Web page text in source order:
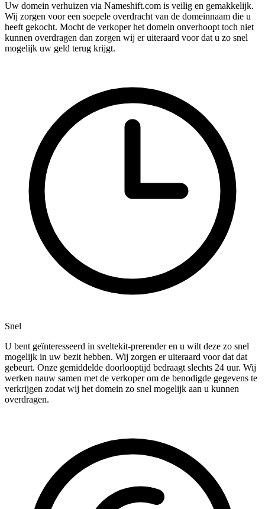
Uw domein verhuizen via Nameshift.com is veilig en gemakkelijk.
Wij zorgen voor een soepele overdracht van de domeinnaam die u
heeft gekocht. Mocht de verkoper het domein onverhoopt toch niet
kunnen overdragen dan zorgen wij er uiteraard voor dat u zo snel
mogelijk uw geld terug krijgt.
Snel
U bent geïnteresseerd in sveltekit-prerender en u wilt deze zo snel
mogelijk in uw bezit hebben. Wij zorgen er uiteraard voor dat dat
gebeurt. Onze gemiddelde doorlooptijd bedraagt slechts 24 uur. Wij
werken nauw samen met de verkoper om de benodigde gegevens te
verkrijgen zodat wij het domein zo snel mogelijk aan u kunnen
overdragen.